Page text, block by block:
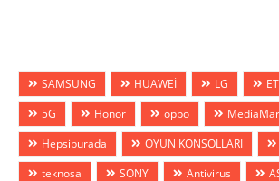
SAMSUNG HUAWEİ LG
5G
Honor oppo
Hepsiburada
OYUN KONSOLLARI
teknosa
SONY Antivirus